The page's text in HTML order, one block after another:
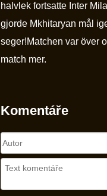
halvlek fortsatte Inter
gjorde Mkhitaryan mål
seger!Matchen var över
match mer.
Komentáře